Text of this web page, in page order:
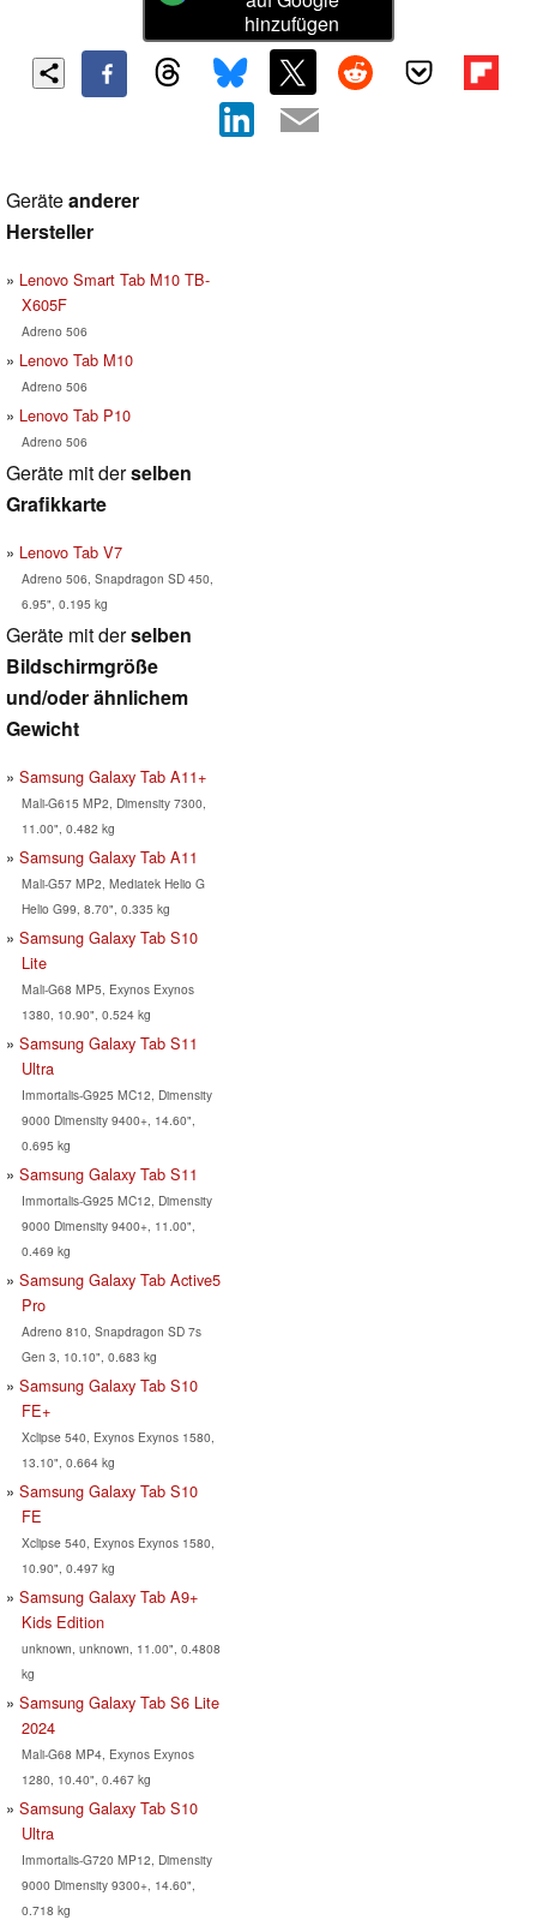
hinzufügen
Geräteanderer
Hersteller
Lenovo Smart Tab M10 TB-
X605F
Adreno 506
Lenovo Tab M10
Adreno 506
Lenovo Tab P10
Adreno 506
Geräte mit derselben
Grafikkarte
Lenovo Tab V7
Adreno 506, Snapdragon SD 450,
6.95", 0.195 kg
Geräte mit derselben
Bildschirmgröße
und/oder ähnlichem
Gewicht
Samsung Galaxy Tab A11+
Mali-G615 MP2, Dimensity 7300,
11.00", 0.482 kg
Samsung Galaxy Tab A11
Mali-G57 MP2, Mediatek Helio G
Helio G99, 8.70", 0.335 kg
Samsung Galaxy Tab S10
Lite
Mali-G68 MP5, Exynos Exynos
1380, 10.90", 0.524 kg
Samsung Galaxy Tab S11
Ultra
Immortalis-G925 MC12, Dimensity
9000 Dimensity 9400+, 14.60",
0.695 kg
Samsung Galaxy Tab S11
Immortalis-G925 MC12, Dimensity
9000 Dimensity 9400+, 11.00",
0.469 kg
Samsung Galaxy Tab Active5
Pro
Adreno 810, Snapdragon SD 7s
Gen 3, 10.10", 0.683 kg
Samsung Galaxy Tab S10
FE+
Xclipse 540, Exynos Exynos 1580,
13.10", 0.664 kg
Samsung Galaxy Tab S10
FE
Xclipse 540, Exynos Exynos 1580,
10.90", 0.497 kg
Samsung Galaxy Tab A9+
Kids Edition
unknown, unknown, 11.00", 0.4808
kg
Samsung Galaxy Tab S6 Lite
2024
Mali-G68 MP4, Exynos Exynos
1280, 10.40", 0.467 kg
Samsung Galaxy Tab S10
Ultra
Immortalis-G720 MP12, Dimensity
9000 Dimensity 9300+, 14.60",
0.718 kg